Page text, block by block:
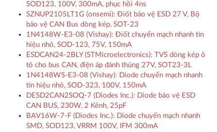
SOD123, 100V, 300mA, phục hồi 4ns
SZNUP2105LT1G (onsemi): Điốt bảo vệ ESD 27 V, Bộ
bảo vệ CAN Bus dòng kép, SOT-23
1N4148W-E3-08 (Vishay): Điốt chuyển mạch nhanh tín
hiệu nhỏ, SOD-123, 75V, 150mA
ESDCAN24-2BLY (STMicroelectronics): TVS dòng kép ô
tô cho bus CAN, điện áp đánh thủng 27V, SOT23-3L
1N4148WS-E3-08 (Vishay): Diode chuyển mạch nhanh
tín hiệu nhỏ, SOD-323, 100V, 150mA
DESD2CAN2SOQ-7 (Diodes Inc.): Diode bảo vệ ESD
CAN BUS, 230W, 2 Kênh, 25pF
BAV16W-7-F (Diodes Inc.): Diode chuyển mạch nhanh
SMD, SOD123, VRRM 100V, IFM 300mA